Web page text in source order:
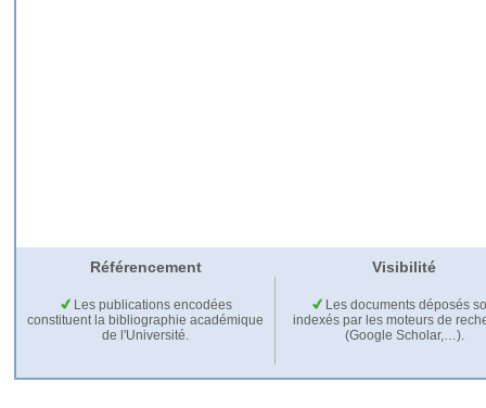
Référencement Visibilité
Les publications encodées
constituent la bibliographie académique
de l'Université.
Les documents déposés
indexés par les moteurs de
(Google Scholar,…).